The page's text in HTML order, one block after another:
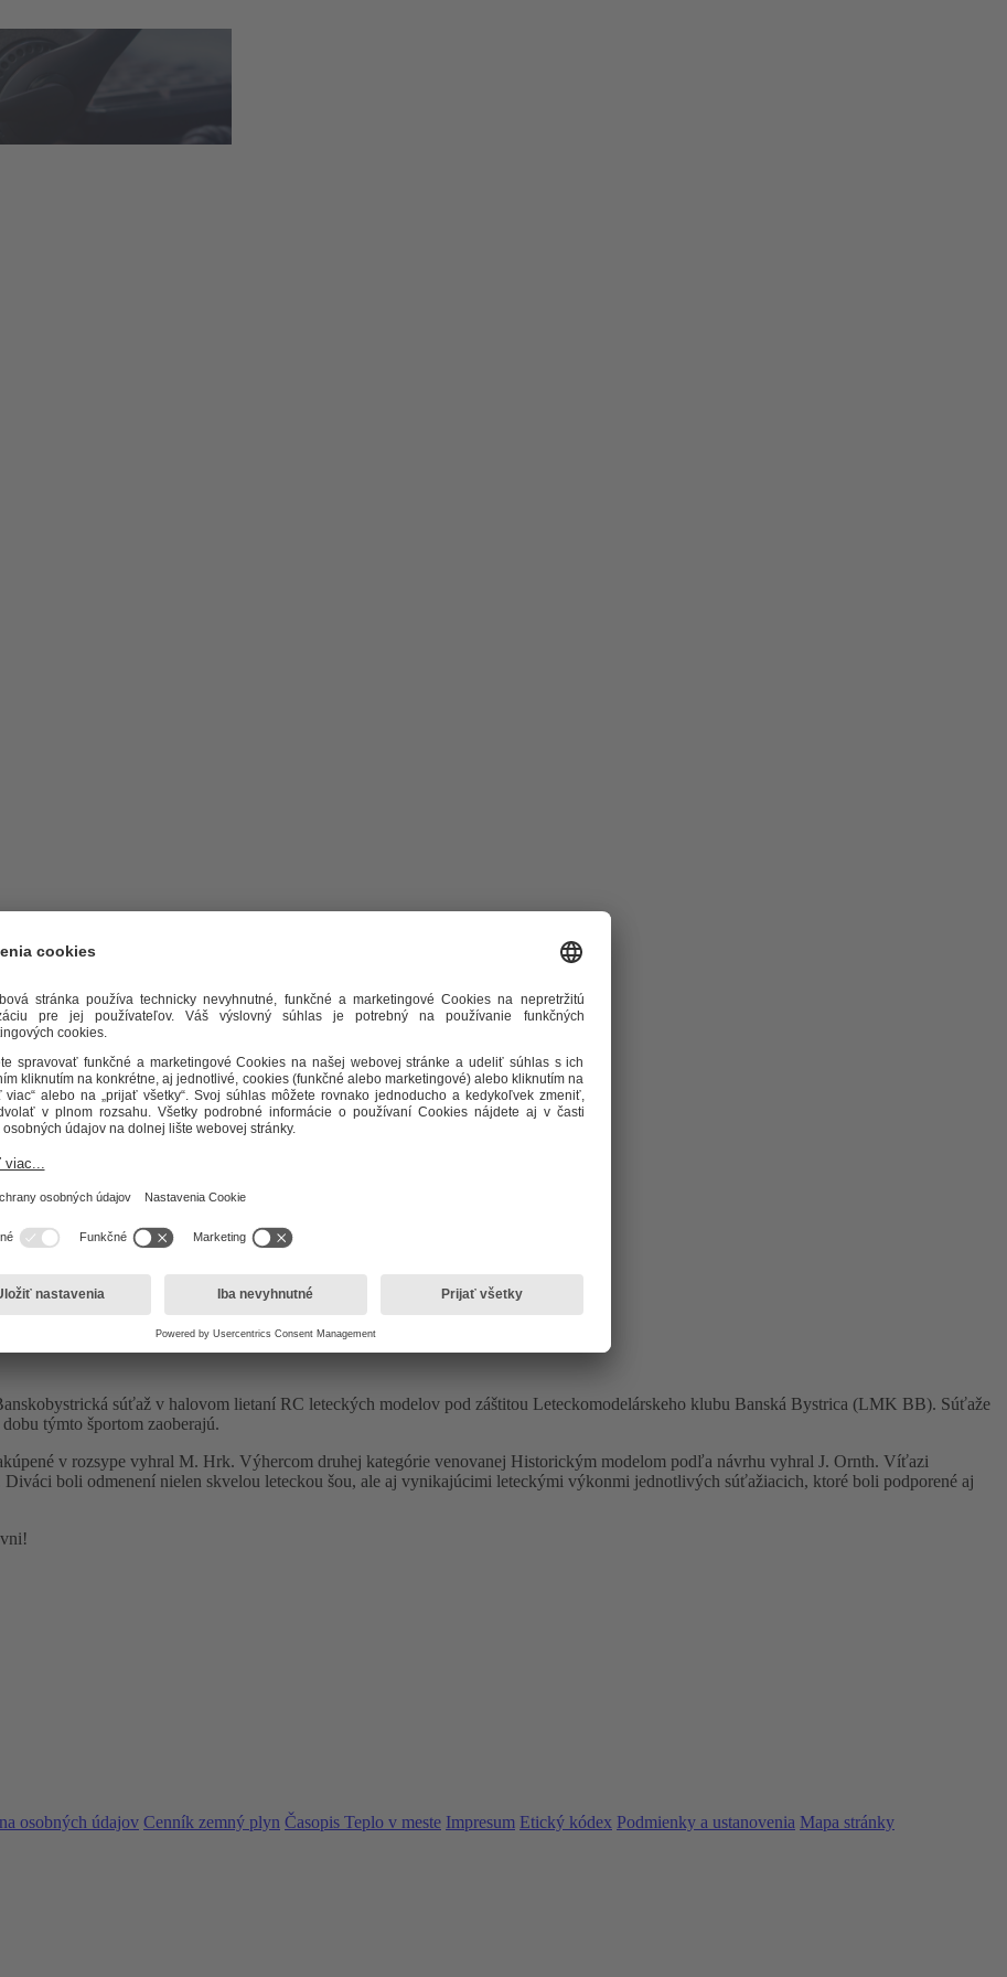
súťaž v halovom lietaní RC leteckých modelov pod záštitou Leteckomodelárskeho klubu Banská Bystrica (LMK BB). Súťaže
týmto športom zaoberajú.
v rozsype vyhral M. Hrk. Výhercom druhej kategórie venovanej Historickým modelom podľa návrhu vyhral J. Ornth. Víťazi
boli odmenení nielen skvelou leteckou šou, ale aj vynikajúcimi leteckými výkonmi jednotlivých súťažiacich, ktoré boli podporené aj
osobných údajov Cenník zemný plyn Časopis Teplo v meste Impresum Etický kódex Podmienky a ustanovenia Mapa stránky